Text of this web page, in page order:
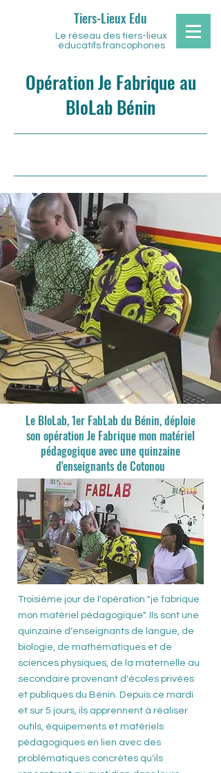
Tiers-Lieux Edu
Le réseau des tiers-lieux
éducatifs francophones
Opération Je Fabrique au
BloLab Bénin
Le BloLab, 1er FabLab du Bénin, déploie
son opération Je Fabrique mon matériel
pédagogique avec une quinzaine
d'enseignants de Cotonou
Troisième jour de l'opération "je fabrique
mon matériel pédagogique". Ils sont une
quinzaine d'enseignants de langue, de
biologie, de mathématiques et de
sciences physiques, de la maternelle au
secondaire provenant d'écoles privées
et publiques du Bénin. Depuis ce mardi
et sur 5 jours, ils apprennent à réaliser
outils, équipements et matériels
pédagogiques en lien avec des
problématiques concrètes qu'ils